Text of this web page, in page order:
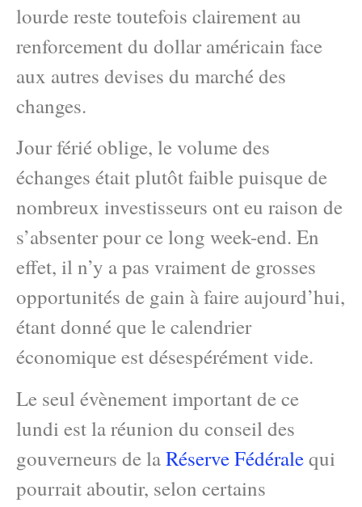
lourde reste toutefois clairement au
renforcement du dollar américain face
aux autres devises du marché des
changes.
Jour férié oblige, le volume des
échanges était plutôt faible puisque de
nombreux investisseurs ont eu raison de
s’absenter pour ce long week-end. En
effet, il n’y a pas vraiment de grosses
opportunités de gain à faire aujourd’hui,
étant donné que le calendrier
économique est désespérément vide.
Le seul évènement important de ce
lundi est la réunion du conseil des
gouverneurs de laRéserve Fédéralequi
pourrait aboutir, selon certains